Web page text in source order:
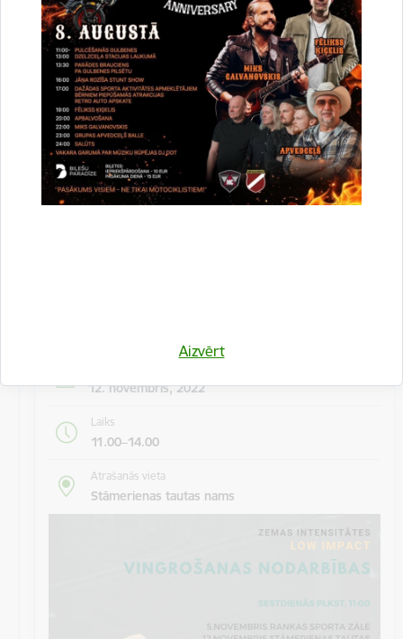
Aizvērt
12. novembris, 2022
Laiks
11.00–14.00
Atrašanās vieta
Stāmerienas tautas nams